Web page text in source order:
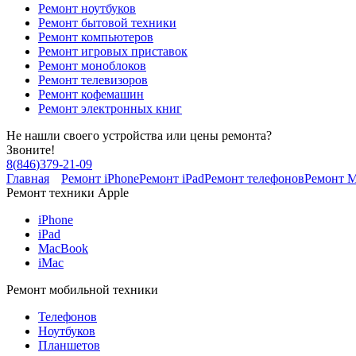
Ремонт ноутбуков
Ремонт бытовой техники
Ремонт компьютеров
Ремонт игровых приставок
Ремонт моноблоков
Ремонт телевизоров
Ремонт кофемашин
Ремонт электронных книг
Не нашли своего устройства или цены ремонта?
Звоните!
8(846)379-21-09
Главная
Ремонт iPhoneРемонт iPadРемонт телефоновРемонт
Ремонт техники Apple
iPhone
iPad
MacBook
iMac
Ремонт мобильной техники
Телефонов
Ноутбуков
Планшетов